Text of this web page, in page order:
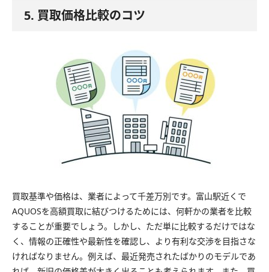
5. 買取価格比較のコツ
買取基準や価格は、業者によって千差万別です。富山駅近くで
AQUOSを高額買取に結びつけるためには、何軒かの業者を比較
することが重要でしょう。しかし、ただ単に比較するだけではな
く、情報の正確性や最新性を確認し、より有利な交渉を目指さな
ければなりません。例えば、最近発売されたばかりのモデルであ